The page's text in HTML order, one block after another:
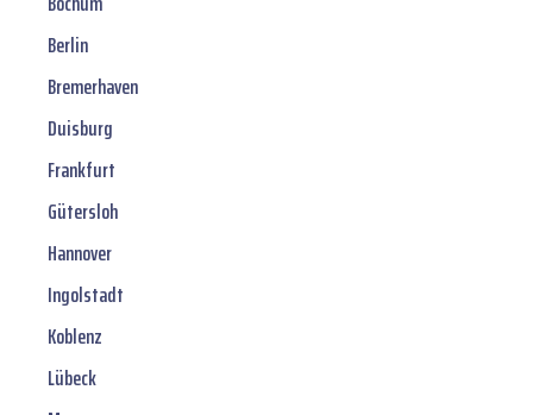
Berlin
Bremerhaven
Duisburg
Frankfurt
Gütersloh
Hannover
Ingolstadt
Koblenz
Lübeck